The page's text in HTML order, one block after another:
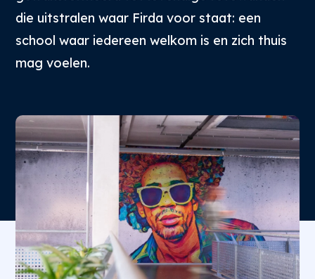
die uitstralen waar Firda voor staat: een
school waar iedereen welkom is en zich thuis
mag voelen.